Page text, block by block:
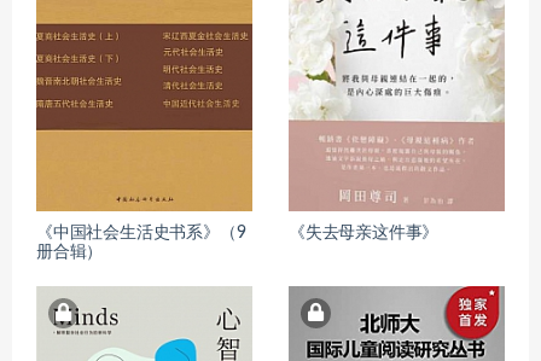
《中国社会生活史书系》（9
册合辑）
《失去母亲这件事》